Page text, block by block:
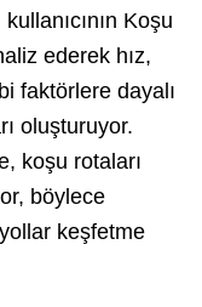
Koşu
ederek hız,
faktörlere dayalı
oluşturuyor.
koşu rotaları
böylece
keşfetme